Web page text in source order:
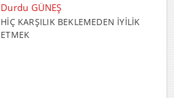
Abdulkadir GÜLLÜ
Gençlik Varsa Yarın Var